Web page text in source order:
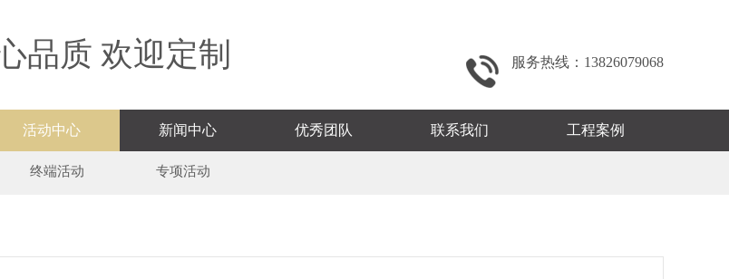
品质 欢迎定制 服务热线：13826079068
活动中心 新闻中心 优秀团队 联系我们 工程案例
终端活动 专项活动